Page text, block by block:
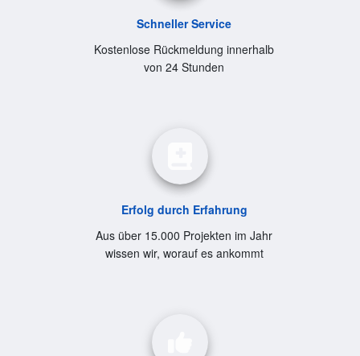
Schneller Service
Kostenlose Rückmeldung innerhalb
von 24 Stunden
Erfolg durch Erfahrung
Aus über 15.000 Projekten im Jahr
wissen wir, worauf es ankommt